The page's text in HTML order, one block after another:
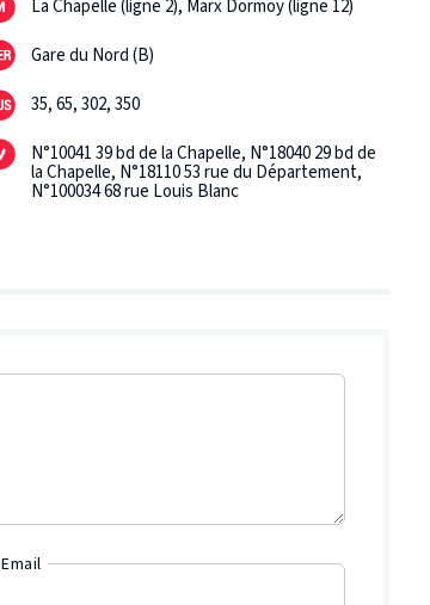
La Chapelle (ligne 2), Marx Dormoy (ligne 12)
Gare du Nord (B)
35, 65, 302, 350
N°10041 39 bd de la Chapelle, N°18040 29 bd de
la Chapelle, N°18110 53 rue du Département,
N°100034 68 rue Louis Blanc
Email